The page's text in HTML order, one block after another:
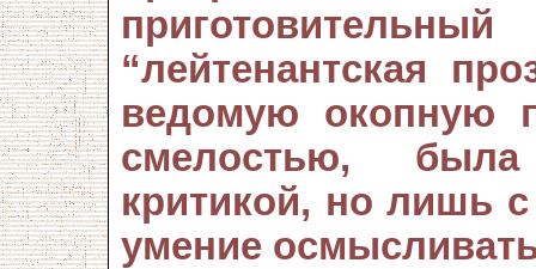
“лейтенантская
ведомую окопную
смелостью,
критикой, но лишь
умение